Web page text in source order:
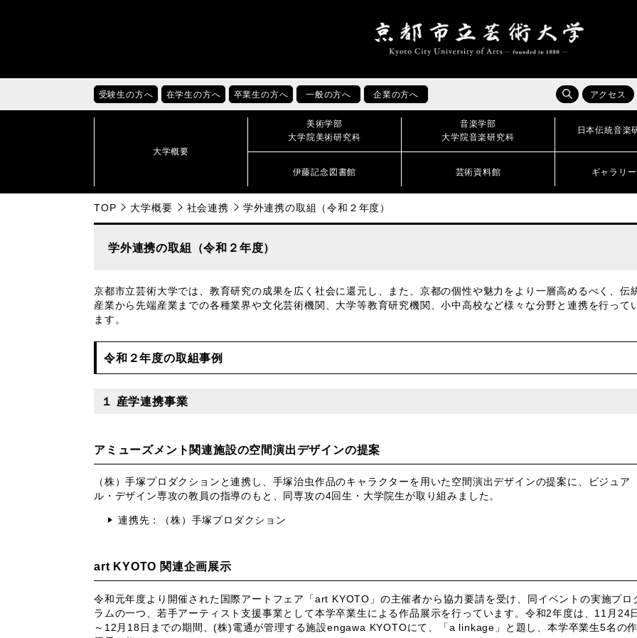
受験生の方へ 在学生の方へ 卒業生の方へ 一般の方へ 企業の方へ アクセス
大学概要
美術学部
大学院美術研究科
音楽学部
大学院音楽研究科
日本伝統音楽
伊藤記念図書館 芸術資料館 ギャラリ
TOP 大学概要 社会連携 学外連携の取組（令和２年度）
学外連携の取組（令和２年度）
京都市立芸術大学では、教育研究の成果を広く社会に還元し、また、京都の個性や魅力をより一層高めるべく、伝
産業から先端産業までの各種業界や文化芸術機関、大学等教育研究機関、小中高校など様々な分野と連携を行って
ます。
令和２年度の取組事例
１ 産学連携事業
アミューズメント関連施設の空間演出デザインの提案
（株）手塚プロダクションと連携し、手塚治虫作品のキャラクターを用いた空間演出デザインの提案に、ビジュア
ル・デザイン専攻の教員の指導のもと、同専攻の4回生・大学院生が取り組みました。
連携先：（株）手塚プロダクション
art KYOTO 関連企画展示
令和元年度より開催された国際アートフェア「art KYOTO」の主催者から協力要請を受け、同イベントの実施プロ
ラムの一つ、若手アーティスト支援事業として本学卒業生による作品展示を行っています。令和2年度は、11月24日
～12月18日までの期間、(株)電通が管理する施設engawa KYOTOにて、「a linkage」と題し、本学卒業生5名の